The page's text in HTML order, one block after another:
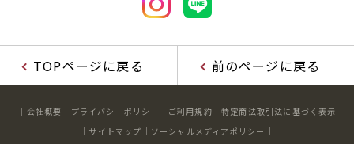
TOPページに戻る 前のページに戻る
会社概要 プライバシーポリシー ご利用規約
特定商法取引法に基づく表示
サイトマップ
ソーシャルメディアポリシー